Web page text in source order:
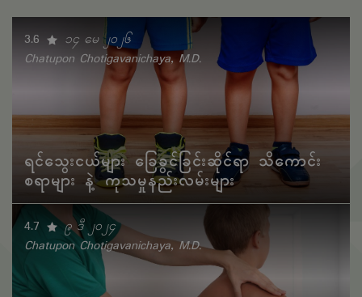
3.6
၁၄ မေ ၂၀၂၆
Chatupon Chotigavanichaya, M.D.
ရင်သွေးငယ်များ ခြေခွင်ခြင်းဆိုင်ရာ သိကောင်း
စရာများ နဲ့ ကုသမှုနည်းလမ်းများ
4.7
၉ ဒီ ၂၀၂၄
Chatupon Chotigavanichaya, M.D.